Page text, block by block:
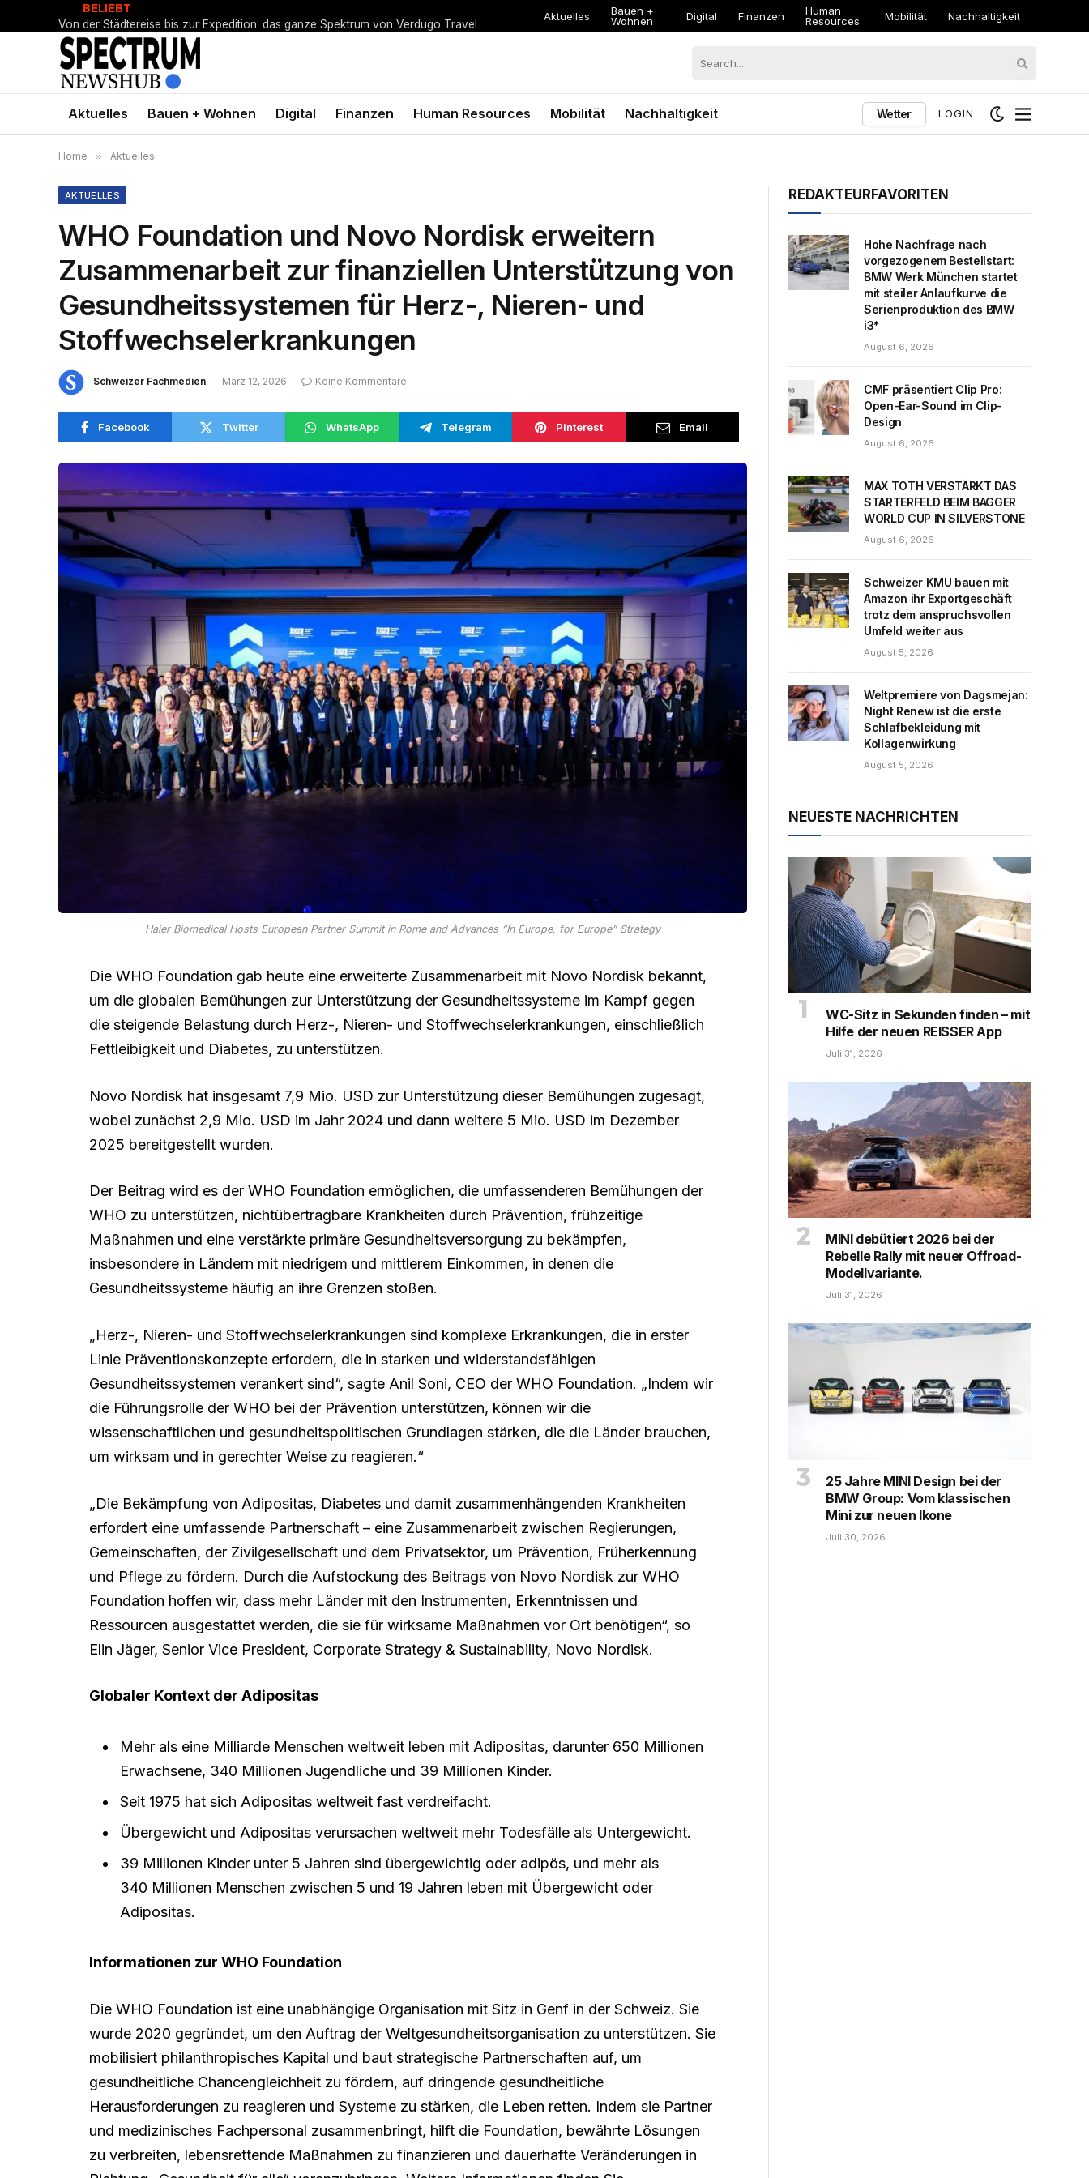
BELIEBT
Von der Städtereise bis zur Expedition: das ganze Spektrum von Verdugo Travel
Aktuelles
Bauen +
Wohnen
Digital Finanzen
Human
Resources
Mobilität Nachhaltigkeit
Aktuelles Bauen + Wohnen Digital Finanzen Human Resources Mobilität Nachhaltigkeit Wetter LOGIN
Home » Aktuelles
AKTUELLES
WHO Foundation und Novo Nordisk erweitern
Zusammenarbeit zur finanziellen Unterstützung von
Gesundheitssystemen für Herz-, Nieren- und
Stoffwechselerkrankungen
Schweizer Fachmedien März 12, 2026 Keine Kommentare
Facebook Twitter WhatsApp Telegram Pinterest Email
Haier Biomedical Hosts European Partner Summit in Rome and Advances “In Europe, for Europe” Strategy
Die WHO Foundation gab heute eine erweiterte Zusammenarbeit mit Novo Nordisk bekannt,
um die globalen Bemühungen zur Unterstützung der Gesundheitssysteme im Kampf gegen
die steigende Belastung durch Herz-, Nieren- und Stoffwechselerkrankungen, einschließlich
Fettleibigkeit und Diabetes, zu unterstützen.
Novo Nordisk hat insgesamt 7,9 Mio. USD zur Unterstützung dieser Bemühungen zugesagt,
wobei zunächst 2,9 Mio. USD im Jahr 2024 und dann weitere 5 Mio. USD im Dezember
2025 bereitgestellt wurden.
Der Beitrag wird es der WHO Foundation ermöglichen, die umfassenderen Bemühungen der
WHO zu unterstützen, nichtübertragbare Krankheiten durch Prävention, frühzeitige
Maßnahmen und eine verstärkte primäre Gesundheitsversorgung zu bekämpfen,
insbesondere in Ländern mit niedrigem und mittlerem Einkommen, in denen die
Gesundheitssysteme häufig an ihre Grenzen stoßen.
„Herz-, Nieren- und Stoffwechselerkrankungen sind komplexe Erkrankungen, die in erster
Linie Präventionskonzepte erfordern, die in starken und widerstandsfähigen
Gesundheitssystemen verankert sind“, sagte Anil Soni, CEO der WHO Foundation. „Indem wir
die Führungsrolle der WHO bei der Prävention unterstützen, können wir die
wissenschaftlichen und gesundheitspolitischen Grundlagen stärken, die die Länder brauchen,
um wirksam und in gerechter Weise zu reagieren.“
„Die Bekämpfung von Adipositas, Diabetes und damit zusammenhängenden Krankheiten
erfordert eine umfassende Partnerschaft – eine Zusammenarbeit zwischen Regierungen,
Gemeinschaften, der Zivilgesellschaft und dem Privatsektor, um Prävention, Früherkennung
und Pflege zu fördern. Durch die Aufstockung des Beitrags von Novo Nordisk zur WHO
Foundation hoffen wir, dass mehr Länder mit den Instrumenten, Erkenntnissen und
Ressourcen ausgestattet werden, die sie für wirksame Maßnahmen vor Ort benötigen“, so
Elin Jäger, Senior Vice President, Corporate Strategy & Sustainability, Novo Nordisk.
Globaler Kontext der Adipositas
Mehr als eine Milliarde Menschen weltweit leben mit Adipositas, darunter 650 Millionen
Erwachsene, 340 Millionen Jugendliche und 39 Millionen Kinder.
Seit 1975 hat sich Adipositas weltweit fast verdreifacht.
Übergewicht und Adipositas verursachen weltweit mehr Todesfälle als Untergewicht.
39 Millionen Kinder unter 5 Jahren sind übergewichtig oder adipös, und mehr als
340 Millionen Menschen zwischen 5 und 19 Jahren leben mit Übergewicht oder
Adipositas.
Informationen zur WHO Foundation
Die WHO Foundation ist eine unabhängige Organisation mit Sitz in Genf in der Schweiz. Sie
wurde 2020 gegründet, um den Auftrag der Weltgesundheitsorganisation zu unterstützen. Sie
mobilisiert philanthropisches Kapital und baut strategische Partnerschaften auf, um
gesundheitliche Chancengleichheit zu fördern, auf dringende gesundheitliche
Herausforderungen zu reagieren und Systeme zu stärken, die Leben retten. Indem sie Partner
und medizinisches Fachpersonal zusammenbringt, hilft die Foundation, bewährte Lösungen
zu verbreiten, lebensrettende Maßnahmen zu finanzieren und dauerhafte Veränderungen in
REDAKTEURFAVORITEN
Hohe Nachfrage nach
vorgezogenem Bestellstart:
BMW Werk München startet
mit steiler Anlaufkurve die
Serienproduktion des BMW
i3*
August 6, 2026
CMF präsentiert Clip Pro:
Open-Ear-Sound im Clip-
Design
August 6, 2026
MAX TOTH VERSTÄRKT DAS
STARTERFELD BEIM BAGGER
WORLD CUP IN SILVERSTONE
August 6, 2026
Schweizer KMU bauen mit
Amazon ihr Exportgeschäft
trotz dem anspruchsvollen
Umfeld weiter aus
August 5, 2026
Weltpremiere von Dagsmejan:
Night Renew ist die erste
Schlafbekleidung mit
Kollagenwirkung
August 5, 2026
NEUESTE NACHRICHTEN
WC-Sitz in Sekunden finden – mit
Hilfe der neuen REISSER App
Juli 31, 2026
MINI debütiert 2026 bei der
Rebelle Rally mit neuer Offroad-
Modellvariante.
Juli 31, 2026
25 Jahre MINI Design bei der
BMW Group: Vom klassischen
Mini zur neuen Ikone
Juli 30, 2026